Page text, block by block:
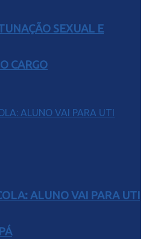
SEXUAL E
CARGO
ALUNO VAI PARA UTI